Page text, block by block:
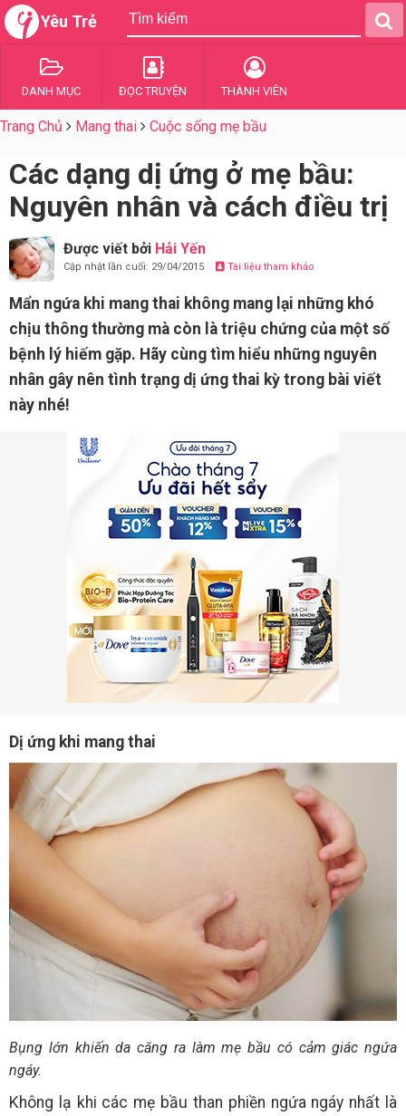
Yêu Trẻ
DANH MỤC ĐỌC TRUYỆN THÀNH VIÊN
Trang Chủ Mang thai Cuộc sống mẹ bầu
Các dạng dị ứng ở mẹ bầu:
Nguyên nhân và cách điều trị
Được viết bởi Hải Yến
Cập nhật lần cuối: 29/04/2015 Tài liệu tham khảo
Mẩn ngứa khi mang thai không mang lại những khó
chịu thông thường mà còn là triệu chứng của một số
bệnh lý hiếm gặp. Hãy cùng tìm hiểu những nguyên
nhân gây nên tình trạng dị ứng thai kỳ trong bài viết
này nhé!
Dị ứng khi mang thai
Bụng lớn khiến da căng ra làm mẹ bầu có cảm giác ngứa
ngáy.
Không lạ khi các mẹ bầu than phiền ngứa ngáy nhất là